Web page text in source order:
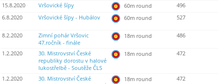
15.8.2020 Vršovické šípy 60m round
496
6.8.2020
Vršovické šípy - Hubálov 60m round 527
8.2.2020
Zimní pohár Vršovic
47.ročník - finále
18m round 486
1.2.2020
30. Mistrovství České
republiky dorostu v halové
lukostřelbě - Soutěže ČLS
18m round 472
1.2.2020
30. Mistrovství České
18m round 472